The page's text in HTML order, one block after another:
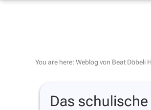
You are here: Weblog von Beat Döbeli
Das